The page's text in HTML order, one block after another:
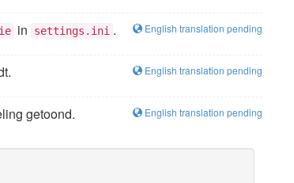
English translation pending
in settings.ini .
English translation pending
English translation pending
getoond.